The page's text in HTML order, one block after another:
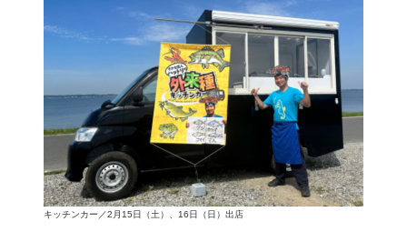
キッチンカー／2月15日（土）、16日（日）出店